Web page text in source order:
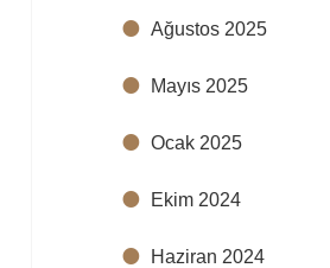
Ağustos 2025
Mayıs 2025
Ocak 2025
Ekim 2024
Haziran 2024